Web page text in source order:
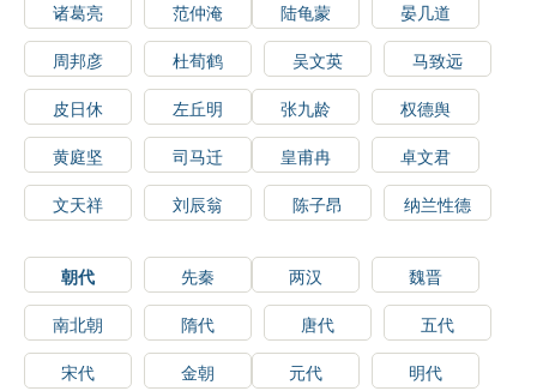
诸葛亮
范仲淹 陆龟蒙
晏几道
周邦彦
杜荀鹤 吴文英
马致远
皮日休
左丘明 张九龄
权德舆
黄庭坚
司马迁 皇甫冉
卓文君
文天祥
刘辰翁 陈子昂 纳兰性德
朝代 先秦 两汉
魏晋
南北朝
隋代 唐代
五代
宋代
金朝 元代
明代